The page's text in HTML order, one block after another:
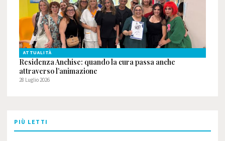
ATTUALITÀ
Residenza Anchise: quando la cura passa anche
attraverso l’animazione
28 Luglio 2026
PIÙ LETTI